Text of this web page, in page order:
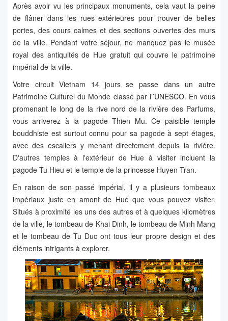
Après avoir vu les principaux monuments, cela vaut la peine
de flâner dans les rues extérieures pour trouver de belles
portes, des cours calmes et des sections ouvertes des murs
de la ville. Pendant votre séjour, ne manquez pas le musée
royal des antiquités de Hue gratuit qui couvre le patrimoine
impérial de la ville.
Votre circuit Vietnam 14 jours se passe dans un autre
Patrimoine Culturel du Monde classé par l’’UNESCO. En vous
promenant le long de la rive nord de la rivière des Parfums,
vous arriverez à la pagode Thien Mu. Ce paisible temple
bouddhiste est surtout connu pour sa pagode à sept étages,
avec des escaliers y menant directement depuis la rivière.
D'autres temples à l'extérieur de Hue à visiter incluent la
pagode Tu Hieu et le temple de la princesse Huyen Tran.
En raison de son passé impérial, il y a plusieurs tombeaux
impériaux juste en amont de Hué que vous pouvez visiter.
Situés à proximité les uns des autres et à quelques kilomètres
de la ville, le tombeau de Khai Dinh, le tombeau de Minh Mang
et le tombeau de Tu Duc ont tous leur propre design et des
éléments intrigants à explorer.